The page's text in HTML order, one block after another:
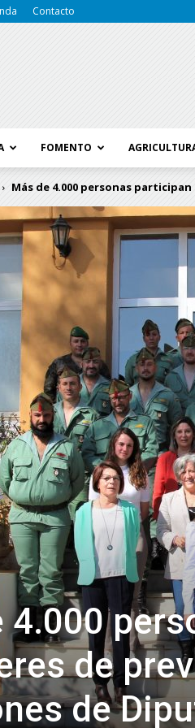
Contacto
FOMENTO
Más de 4.000 personas
4.000
de
de